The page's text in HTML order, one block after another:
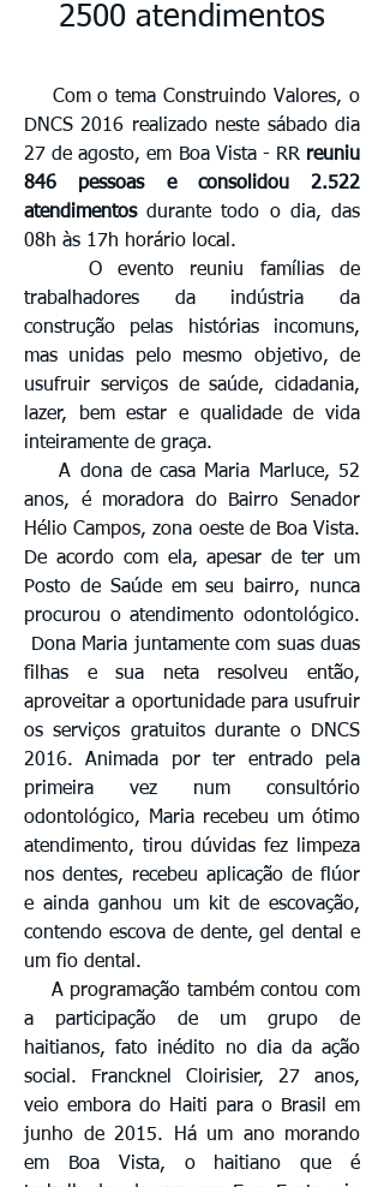
2500 atendimentos
Com o tema Construindo Valores, o
DNCS 2016 realizado neste sábado dia
27 de agosto, em Boa Vista - RR reuniu
846 pessoas e consolidou 2.522
atendimentosdurante todo o dia, das
08h às 17h horário local.
O evento reuniu famílias de
trabalhadores da indústria da
construção pelas histórias incomuns,
mas unidas pelo mesmo objetivo, de
usufruir serviços de saúde, cidadania,
lazer, bem estar e qualidade de vida
inteiramente de graça.
A dona de casa Maria Marluce, 52
anos, é moradora do Bairro Senador
Hélio Campos, zona oeste de Boa Vista.
De acordo com ela, apesar de ter um
Posto de Saúde em seu bairro, nunca
procurou o atendimento odontológico.
Dona Maria juntamente com suas duas
filhas e sua neta resolveu então,
aproveitar a oportunidade para usufruir
os serviços gratuitos durante o DNCS
2016. Animada por ter entrado pela
primeira vez num consultório
odontológico, Maria recebeu um ótimo
atendimento, tirou dúvidas fez limpeza
nos dentes, recebeu aplicação de flúor
e ainda ganhou um kit de escovação,
contendo escova de dente, gel dental e
um fio dental.
A programação também contou com
a participação de um grupo de
haitianos, fato inédito no dia da ação
social. Francknel Cloirisier, 27 anos,
veio embora do Haiti para o Brasil em
junho de 2015. Há um ano morando
em Boa Vista, o haitiano que é